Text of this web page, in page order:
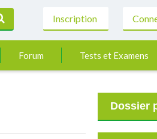
Inscription
Forum Tests et Examens
Dossier